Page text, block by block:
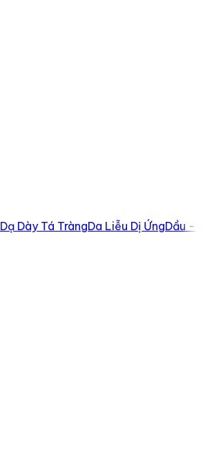
Dạ Dày Tá TràngDa Liễu Dị ỨngDầu -